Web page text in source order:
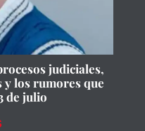
judiciales,
y los rumores que
de julio